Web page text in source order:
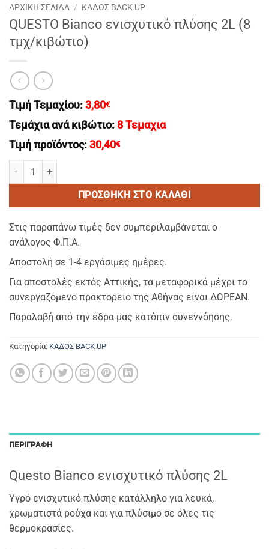
ΑΡΧΙΚΉ ΣΕΛΊΔΑ / ΚΑΔΟΣ BACK UP
QUESTO Bianco ενισχυτικό πλύσης 2L (8
τμχ/κιβώτιο)
Τιμή Τεμαχίου: 3,80€
Τεμάχια ανά κιβώτιο: 8 Τεμαχια
Τιμή προϊόντος: 30,40€
QUESTO Bianco ενισχυτικό πλύσης 2L (8 τμχ/κιβώτιο) ποσότητα
ΠΡΟΣΘΉΚΗ ΣΤΟ ΚΑΛΆΘΙ
Στις παραπάνω τιμές δεν συμπεριλαμβάνεται ο
ανάλογος Φ.Π.Α.
Αποστολή σε 1-4 εργάσιμες ημέρες.
Για αποστολές εκτός Αττικής, τα μεταφορικά μέχρι το
συνεργαζόμενο πρακτορείο της Αθήνας είναι ΔΩΡΕΑΝ.
Παραλαβή από την έδρα μας κατόπιν συνεννόησης.
Κατηγορία: ΚΑΔΟΣ BACK UP
ΠΕΡΙΓΡΑΦΉ
Questo Bianco ενισχυτικό πλύσης 2L
Υγρό ενισχυτικό πλύσης κατάλληλο για λευκά,
χρωματιστά ρούχα και για πλύσιμο σε όλες τις
θερμοκρασίες.